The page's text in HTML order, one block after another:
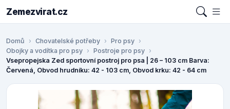
Zemezvirat.cz
Domů Chovatelské potřeby
Pro psy
Obojky a vodítka pro psy
Postroje pro psy
Vsepropejska Zed sportovní postroj pro psa | 26 – 103 cm Barva:
Červená, Obvod hrudníku: 42 - 103 cm, Obvod krku: 42 - 64 cm